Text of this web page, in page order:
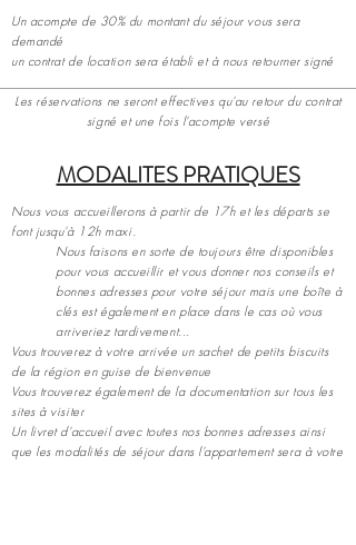
Un acompte de 30% du montant du séjour vous sera
demandé
un contrat de location sera établi et à nous retourner signé
Les réservations ne seront effectives qu'au retour du contrat
signé et une fois l'acompte versé
MODALITES PRATIQUES
Nous vous accueillerons à partir de 17h et les départs se
font jusqu'à 12h maxi.
Nous faisons en sorte de toujours être disponibles
pour vous accueillir et vous donner nos conseils et
bonnes adresses pour votre séjour mais une boîte à
clés est également en place dans le cas où vous
arriveriez tardivement...
Vous trouverez à votre arrivée un sachet de petits biscuits
de la région en guise de bienvenue​
Vous trouverez également de la documentation sur tous les
sites à visiter
Un livret d'accueil avec toutes nos bonnes adresses ainsi
que les modalités de séjour dans l'appartement sera à votre